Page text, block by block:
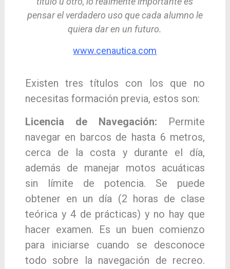
pensar el verdadero uso que cada alumno le
quiera dar en un futuro.
www.cenautica.com
Existen tres títulos con los que no
necesitas formación previa, estos son:
Licencia de Navegación: Permite
navegar en barcos de hasta 6 metros,
cerca de la costa y durante el día,
además de manejar motos acuáticas
sin límite de potencia. Se puede
obtener en un día (2 horas de clase
teórica y 4 de prácticas) y no hay que
hacer examen. Es un buen comienzo
para iniciarse cuando se desconoce
todo sobre la navegación de recreo.